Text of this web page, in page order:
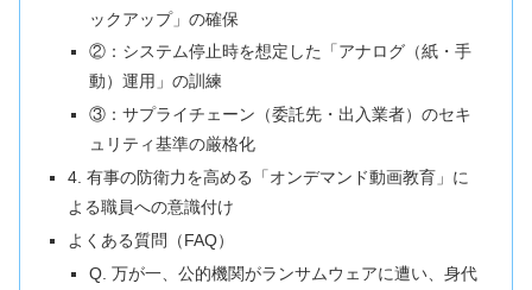
ックアップ」の確保
②：システム停止時を想定した「アナログ（紙・手
動）運用」の訓練
③：サプライチェーン（委託先・出入業者）のセキ
ュリティ基準の厳格化
4. 有事の防衛力を高める「オンデマンド動画教育」に
よる職員への意識付け
よくある質問（FAQ）
Q. 万が一、公的機関がランサムウェアに遭い、身代